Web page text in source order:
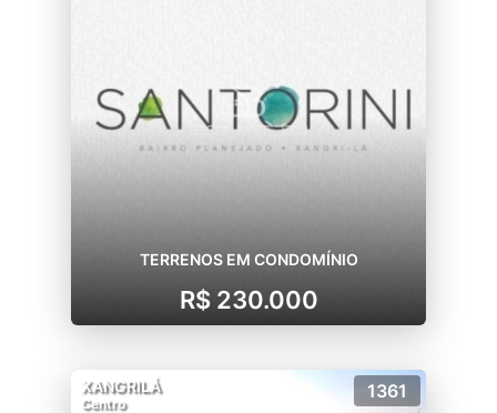
TERRENOS EM CONDOMÍNIO
R$ 230.000
XANGRILÁ
Centro
1361